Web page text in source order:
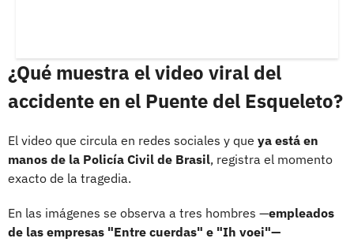
¿Qué muestra el video viral del
accidente en el Puente del Esqueleto?
El video que circula en redes sociales y que ya está en
manos de la Policía Civil de Brasil, registra el momento
exacto de la tragedia.
En las imágenes se observa a tres hombres —empleados
de las empresas "Entre cuerdas" e "Ih voei"—